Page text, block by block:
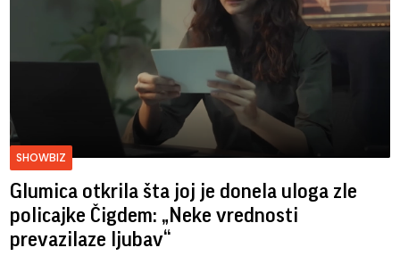
SHOWBIZ
Glumica otkrila šta joj je donela uloga zle
policajke Čigdem: „Neke vrednosti
prevazilaze ljubav“